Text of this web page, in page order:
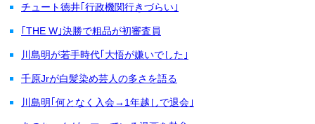
チュート徳井｢行政機関行きづらい｣
｢THE W｣決勝で粗品が初審査員
川島明が若手時代｢大悟が嫌いでした｣
千原Jrが白髪染め芸人の多さを語る
川島明｢何となく入会→1年越しで退会｣